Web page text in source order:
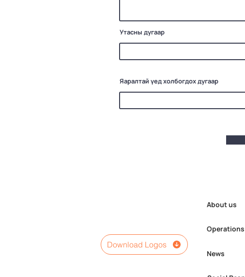
Утасны дугаар
Яаралтай үед холбогдох дугаар
Download Logos
About us
Operations
News